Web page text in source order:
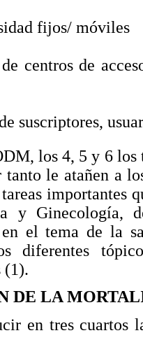
fijos/ móviles
de centros de
de suscriptores,
los 4, 5 y 6
le atañen a
importantes
y Ginecología,
el tema de la
diferentes
(1).
DE LA
en tres cuartos